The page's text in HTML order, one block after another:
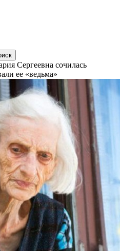
Сергеевна сочилась
ее «ведьма»